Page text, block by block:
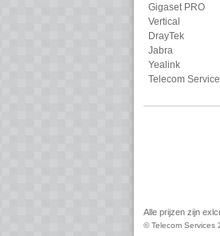
Gigaset PRO
Vertical
DrayTek
Jabra
Yealink
Telecom
Alle prijzen zijn
© Telecom